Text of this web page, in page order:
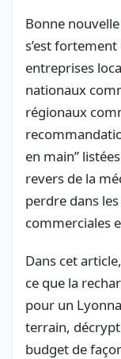
Bonne
s’est
entreprises
nationaux
régionaux
en main”
revers de la
perdre dans
commerciales
Dans cet
ce que la
pour un
terrain,
budget de